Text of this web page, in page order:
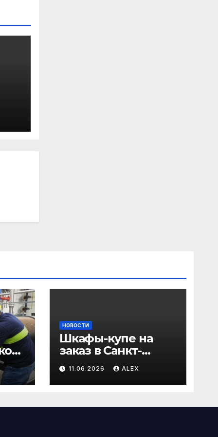
и
НОВОСТИ
Шкафы-купе на
заказ в Санкт-
Петербурге от
производителя по
доступным ценам
11.06.2026 ALEX